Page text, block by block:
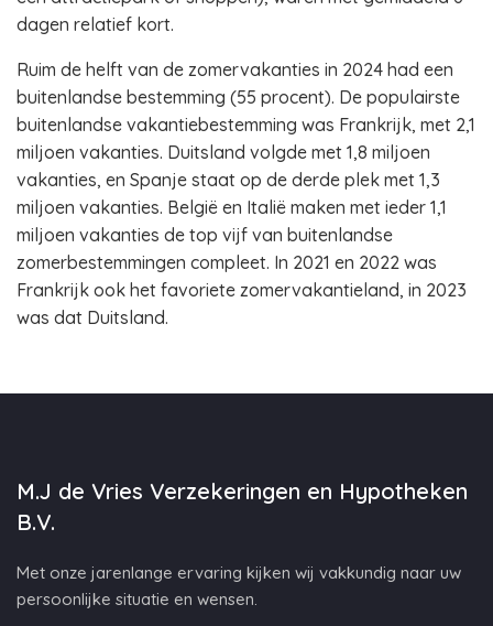
dagen relatief kort.
Ruim de helft van de zomervakanties in 2024 had een
buitenlandse bestemming (55 procent). De populairste
buitenlandse vakantiebestemming was Frankrijk, met 2,1
miljoen vakanties. Duitsland volgde met 1,8 miljoen
vakanties, en Spanje staat op de derde plek met 1,3
miljoen vakanties. België en Italië maken met ieder 1,1
miljoen vakanties de top vijf van buitenlandse
zomerbestemmingen compleet. In 2021 en 2022 was
Frankrijk ook het favoriete zomervakantieland, in 2023
was dat Duitsland.
M.J de Vries Verzekeringen en Hypotheken
B.V.
Met onze jarenlange ervaring kijken wij vakkundig naar uw
persoonlijke situatie en wensen.